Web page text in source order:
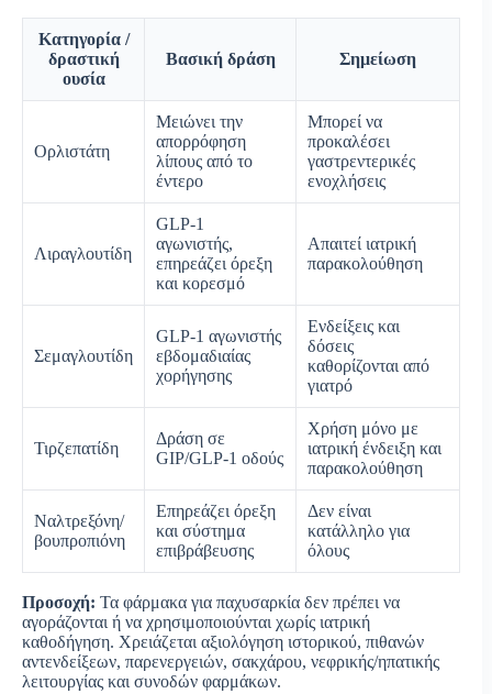
Κατηγορία /
δραστική
ουσία
Βασική δράση Σημείωση
Ορλιστάτη
Μειώνει την
απορρόφηση
λίπους από το
έντερο
Μπορεί να
προκαλέσει
γαστρεντερικές
ενοχλήσεις
Λιραγλουτίδη
GLP-1
αγωνιστής,
επηρεάζει όρεξη
και κορεσμό
Απαιτεί ιατρική
παρακολούθηση
Σεμαγλουτίδη
GLP-1 αγωνιστής
εβδομαδιαίας
χορήγησης
Ενδείξεις και
δόσεις
καθορίζονται από
γιατρό
Τιρζεπατίδη
Δράση σε
GIP/GLP-1 οδούς
Χρήση μόνο με
ιατρική ένδειξη και
παρακολούθηση
Ναλτρεξόνη/
βουπροπιόνη
Επηρεάζει όρεξη
και σύστημα
επιβράβευσης
Δεν είναι
κατάλληλο για
όλους
Προσοχή: Τα φάρμακα για παχυσαρκία δεν πρέπει να
αγοράζονται ή να χρησιμοποιούνται χωρίς ιατρική
καθοδήγηση. Χρειάζεται αξιολόγηση ιστορικού, πιθανών
αντενδείξεων, παρενεργειών, σακχάρου, νεφρικής/ηπατικής
λειτουργίας και συνοδών φαρμάκων.